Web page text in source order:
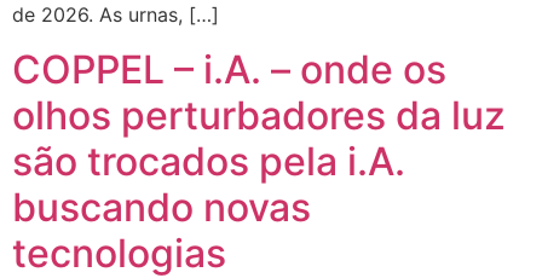
de 2026. As urnas, […]
COPPEL – i.A. – onde os
olhos perturbadores da luz
são trocados pela i.A.
buscando novas
tecnologias